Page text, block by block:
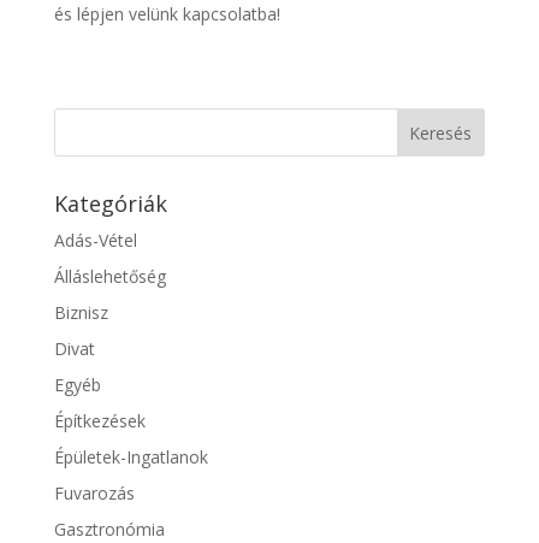
és lépjen velünk kapcsolatba!
Kategóriák
Adás-Vétel
Álláslehetőség
Biznisz
Divat
Egyéb
Építkezések
Épületek-Ingatlanok
Fuvarozás
Gasztronómia